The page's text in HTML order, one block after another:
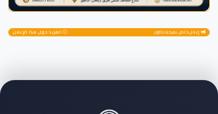
إعلان خاص بمرحباناظور المزيد حول هذا الإعلان